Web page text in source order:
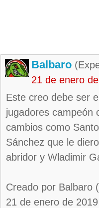
Balbaro
21 de enero
Este creo debe ser
jugadores campeón
cambios como
Sánchez que le
abridor y Wladimir
Creado por Balbaro
21 de enero de